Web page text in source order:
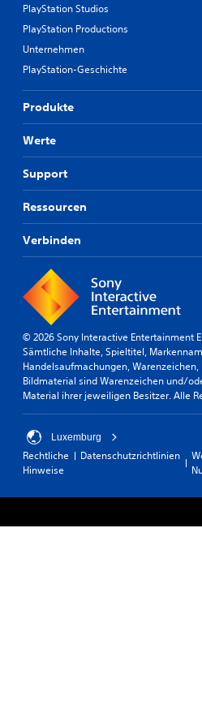
PlayStation Studios
PlayStation Productions
Unternehmen
PlayStation-Geschichte
Produkte
Werte
Support
Ressourcen
Verbinden
© 2026 Sony Interactive Entertainment
Sämtliche Inhalte, Spieltitel,
Handelsaufmachungen,
Bildmaterial sind Warenzeichen und/
Material ihrer jeweiligen Besitzer. Alle
Luxemburg
Rechtliche
Hinweise
Datenschutzrichtlinien